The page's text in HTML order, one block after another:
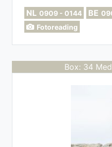
geld op
NL 0909 - 0144 BE
Fotoreading
Box: 34